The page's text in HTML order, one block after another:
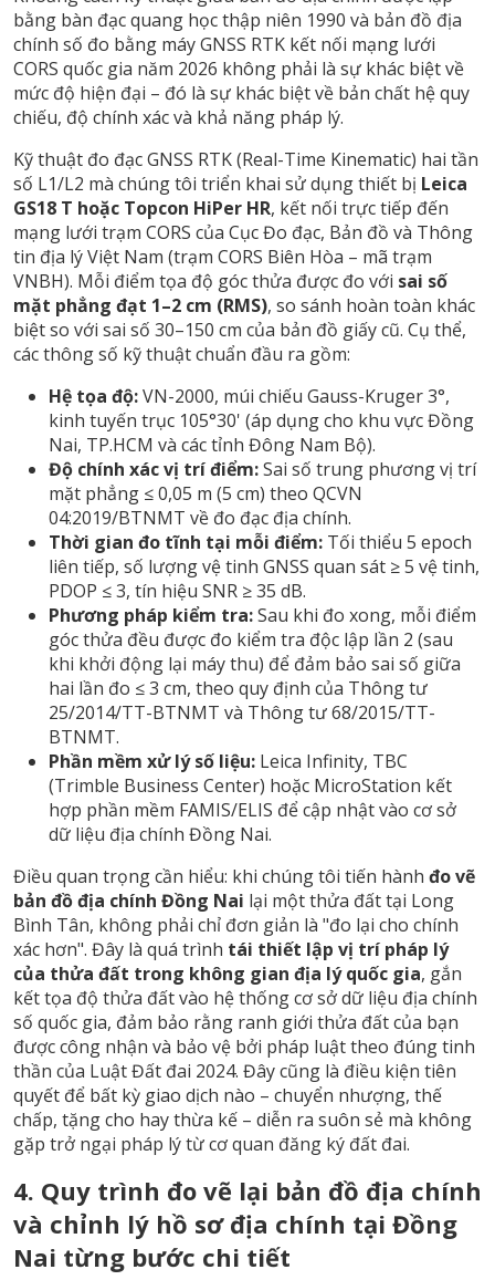
bằng bàn đạc quang học thập niên 1990 và bản đồ địa
chính số đo bằng máy GNSS RTK kết nối mạng lưới
CORS quốc gia năm 2026 không phải là sự khác biệt về
mức độ hiện đại – đó là sự khác biệt về bản chất hệ quy
chiếu, độ chính xác và khả năng pháp lý.
Kỹ thuật đo đạc GNSS RTK (Real-Time Kinematic) hai tần
số L1/L2 mà chúng tôi triển khai sử dụng thiết bị Leica
GS18 T hoặc Topcon HiPer HR, kết nối trực tiếp đến
mạng lưới trạm CORS của Cục Đo đạc, Bản đồ và Thông
tin địa lý Việt Nam (trạm CORS Biên Hòa – mã trạm
VNBH). Mỗi điểm tọa độ góc thửa được đo với sai số
mặt phẳng đạt 1–2 cm (RMS), so sánh hoàn toàn khác
biệt so với sai số 30–150 cm của bản đồ giấy cũ. Cụ thể,
các thông số kỹ thuật chuẩn đầu ra gồm:
Hệ tọa độ:VN-2000, múi chiếu Gauss-Kruger 3°,
kinh tuyến trục 105°30' (áp dụng cho khu vực Đồng
Nai, TP.HCM và các tỉnh Đông Nam Bộ).
Độ chính xác vị trí điểm:Sai số trung phương vị trí
mặt phẳng ≤ 0,05 m (5 cm) theo QCVN
04:2019/BTNMT về đo đạc địa chính.
Thời gian đo tĩnh tại mỗi điểm: Tối thiểu 5 epoch
liên tiếp, số lượng vệ tinh GNSS quan sát ≥ 5 vệ tinh,
PDOP ≤ 3, tín hiệu SNR ≥ 35 dB.
Phương pháp kiểm tra:Sau khi đo xong, mỗi điểm
góc thửa đều được đo kiểm tra độc lập lần 2 (sau
khi khởi động lại máy thu) để đảm bảo sai số giữa
hai lần đo ≤ 3 cm, theo quy định của Thông tư
25/2014/TT-BTNMT và Thông tư 68/2015/TT-
BTNMT.
Phần mềm xử lý số liệu: Leica Infinity, TBC
(Trimble Business Center) hoặc MicroStation kết
hợp phần mềm FAMIS/ELIS để cập nhật vào cơ sở
dữ liệu địa chính Đồng Nai.
Điều quan trọng cần hiểu: khi chúng tôi tiến hành đo vẽ
bản đồ địa chính Đồng Nai lại một thửa đất tại Long
Bình Tân, không phải chỉ đơn giản là "đo lại cho chính
xác hơn". Đây là quá trình tái thiết lập vị trí pháp lý
của thửa đất trong không gian địa lý quốc gia, gắn
kết tọa độ thửa đất vào hệ thống cơ sở dữ liệu địa chính
số quốc gia, đảm bảo rằng ranh giới thửa đất của bạn
được công nhận và bảo vệ bởi pháp luật theo đúng tinh
thần của Luật Đất đai 2024. Đây cũng là điều kiện tiên
quyết để bất kỳ giao dịch nào – chuyển nhượng, thế
chấp, tặng cho hay thừa kế – diễn ra suôn sẻ mà không
gặp trở ngại pháp lý từ cơ quan đăng ký đất đai.
4. Quy trình đo vẽ lại bản đồ địa chính
và chỉnh lý hồ sơ địa chính tại Đồng
Nai từng bước chi tiết